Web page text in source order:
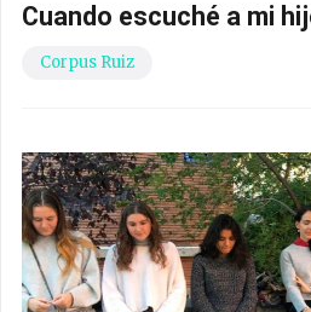
Cuando escuché a mi
Corpus Ruiz